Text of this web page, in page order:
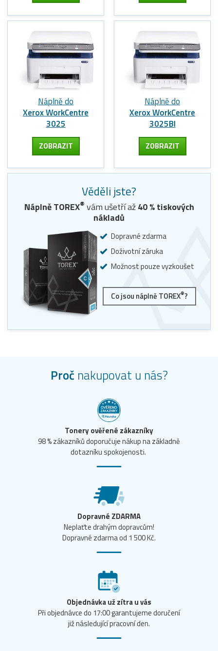
Náplně do
Xerox WorkCentre
3025
ZOBRAZIT
Náplně do
Xerox WorkCentre
3025BI
ZOBRAZIT
Věděli jste?
Náplně TOREX® vám ušetří až40% tiskových
nákladů
Dopravné zdarma
Doživotní záruka
Možnost pouze vyzkoušet
Co jsou náplně TOREX®?
Proč nakupovat u nás?
Tonery ověřené zákazníky
98 % zákazníků doporučuje nákup na základně
dotazníku spokojenosti.
Dopravné ZDARMA
Neplaťte drahým dopravcům!
Dopravné zdarma od 1 500 Kč.
Objednávka už zítra u vás
Při objednávce do 17:00 garantujeme doručení
již následující pracovní den.